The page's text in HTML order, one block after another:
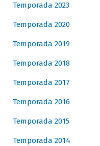
Temporada 2023
Temporada 2020
Temporada 2019
Temporada 2018
Temporada 2017
Temporada 2016
Temporada 2015
Temporada 2014